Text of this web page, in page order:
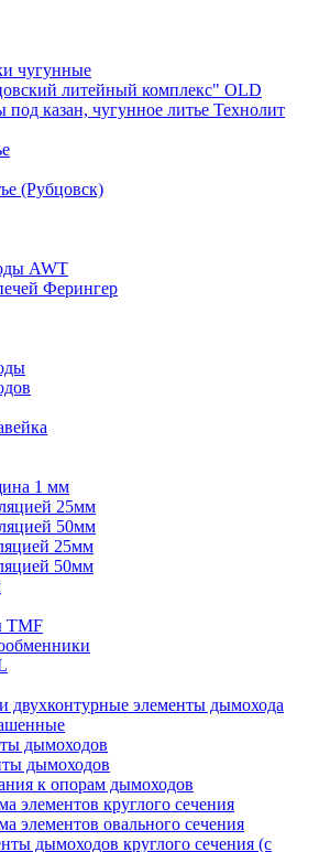
чугунные
литейный комплекс" OLD
казан, чугунное литье Технолит
(Рубцовск)
AWT
Ферингер
1 мм
25мм
50мм
25мм
50мм
TMF
двухконтурные элементы дымохода
дымоходов
дымоходов
к опорам дымоходов
элементов круглого сечения
элементов овального сечения
дымоходов круглого сечения (с